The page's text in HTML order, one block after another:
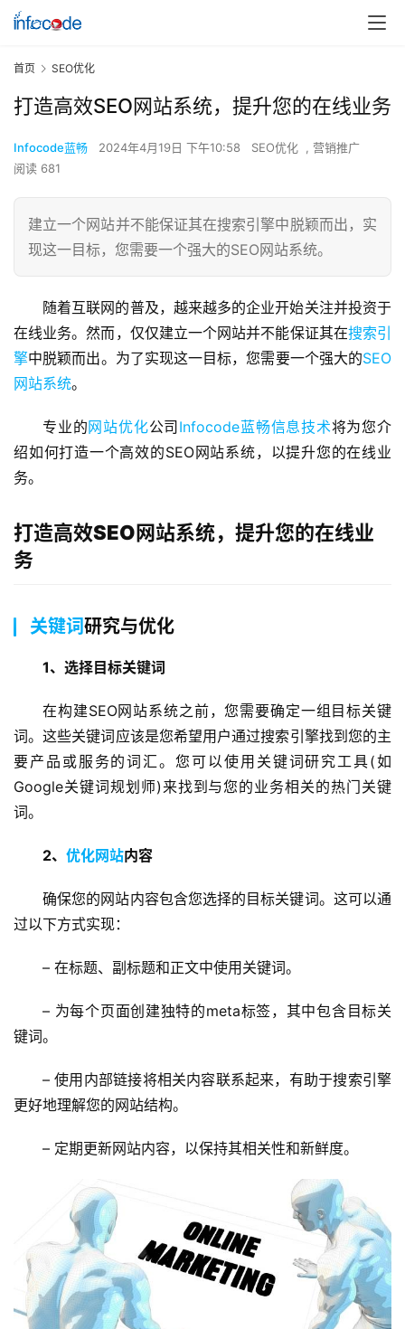
首页 SEO优化
打造高效SEO网站系统，提升您的在线业务
Infocode蓝畅 2024年4月19日 下午10:58 SEO优化 , 营销推广
阅读 681
建立一个网站并不能保证其在搜索引擎中脱颖而出，实
现这一目标，您需要一个强大的SEO网站系统。
随着互联网的普及，越来越多的企业开始关注并投资于
在线业务。然而，仅仅建立一个网站并不能保证其在搜索引
擎中脱颖而出。为了实现这一目标，您需要一个强大的SEO
网站系统。
专业的网站优化公司 Infocode蓝畅信息技术将为您介
绍如何打造一个高效的SEO网站系统，以提升您的在线业
务。
打造高效SEO网站系统，提升您的在线业
务
关键词研究与优化
1、选择目标关键词
在构建SEO网站系统之前，您需要确定一组目标关键
词。这些关键词应该是您希望用户通过搜索引擎找到您的主
要产品或服务的词汇。您可以使用关键词研究工具(如
Google关键词规划师)来找到与您的业务相关的热门关键
词。
2、 优化网站内容
确保您的网站内容包含您选择的目标关键词。这可以通
过以下方式实现：
– 在标题、副标题和正文中使用关键词。
– 为每个页面创建独特的meta标签，其中包含目标关
键词。
– 使用内部链接将相关内容联系起来，有助于搜索引擎
更好地理解您的网站结构。
– 定期更新网站内容，以保持其相关性和新鲜度。